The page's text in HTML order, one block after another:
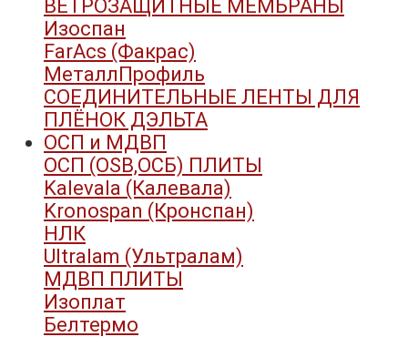
ВЕТРОЗАЩИТНЫЕ МЕМБРАНЫ
Изоспан
FarAcs (Факрас)
МеталлПрофиль
СОЕДИНИТЕЛЬНЫЕ ЛЕНТЫ ДЛЯ
ПЛЁНОК ДЭЛЬТА
ОСП и МДВП
ОСП (OSB,ОСБ) ПЛИТЫ
Kalevala (Калевала)
Kronospan (Кронспан)
НЛК
Ultralam (Ультралам)
МДВП ПЛИТЫ
Изоплат
Белтермо